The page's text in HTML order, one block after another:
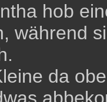
hob
während
da